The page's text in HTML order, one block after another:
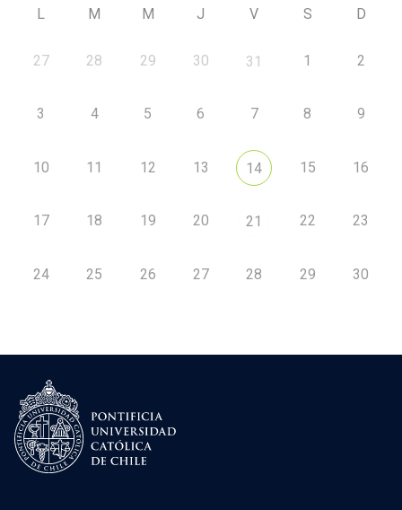
L M M J V S D
27 28 29 30 31 1 2
3 4 5 6 7 8 9
10 11 12 13 14 15 16
17 18 19 20 21 22 23
24 25 26 27 28 29 30